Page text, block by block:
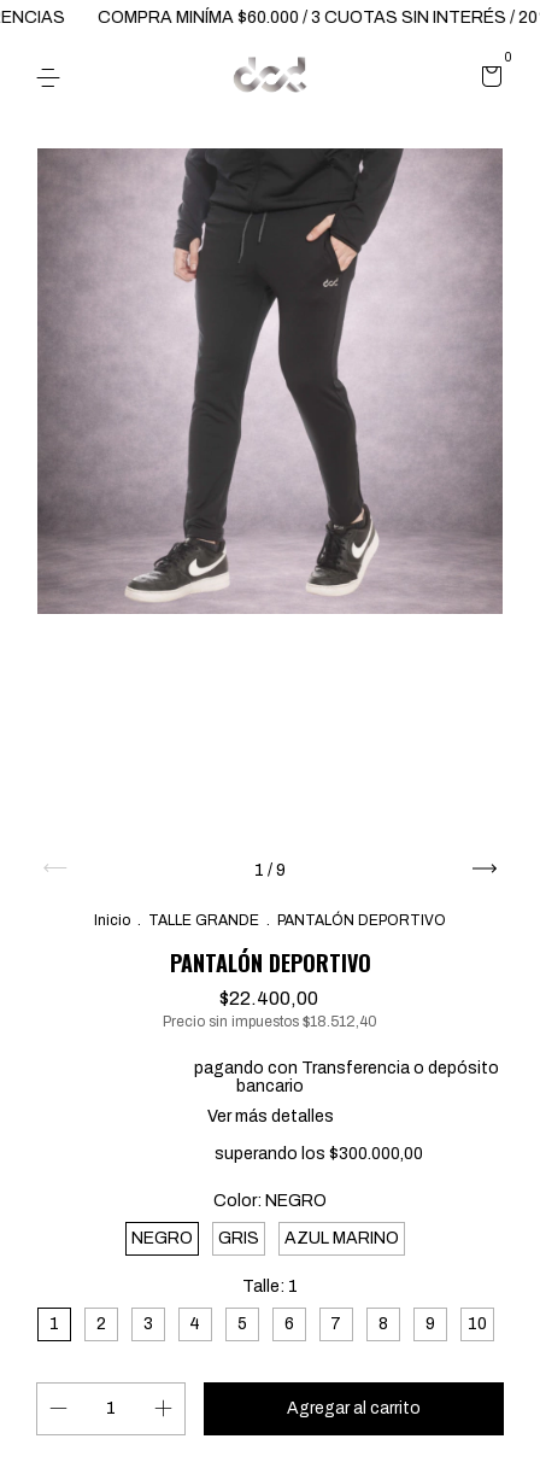
COMPRA MINÍMA $60.000 / 3 CUOTAS SIN INTERÉS / 20% OFF
0
1 / 9
Inicio . TALLE GRANDE . PANTALÓN DEPORTIVO
PANTALÓN DEPORTIVO
$22.400,00
Precio sin impuestos $18.512,40
pagando con Transferencia o depósito
bancario
Ver más detalles
superando los $300.000,00
Color: NEGRO
NEGRO GRIS AZUL MARINO
Talle: 1
1 2 3 4 5 6 7 8 9 10